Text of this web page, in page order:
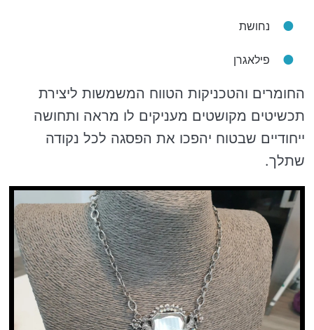
נחושת
פילאגרן
החומרים והטכניקות הטווח המשמשות ליצירת
תכשיטים מקושטים מעניקים לו מראה ותחושה
ייחודיים שבטוח יהפכו את הפסגה לכל נקודה
שתלך.